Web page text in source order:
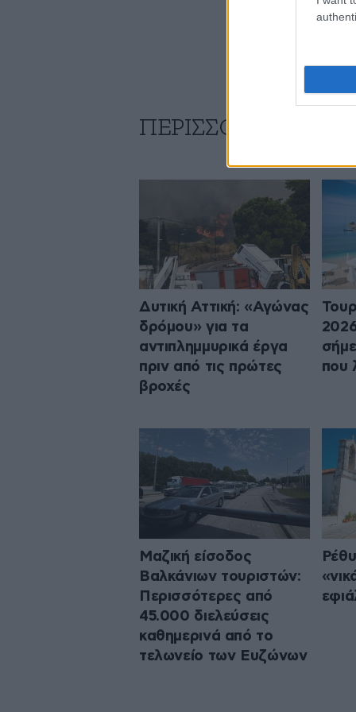
ΠΕΡΙΣΣΟΤΕΡΑ ΑΠΟ
Δυτική Αττική: «Αγώνας
δρόμου» για τα
αντιπλημμυρικά έργα
πριν από τις πρώτες
βροχές
που
Μαζική είσοδος
Βαλκάνιων τουριστών:
Περισσότερες από
45.000 διελεύσεις
καθημερινά από το
τελωνείο των Ευζώνων